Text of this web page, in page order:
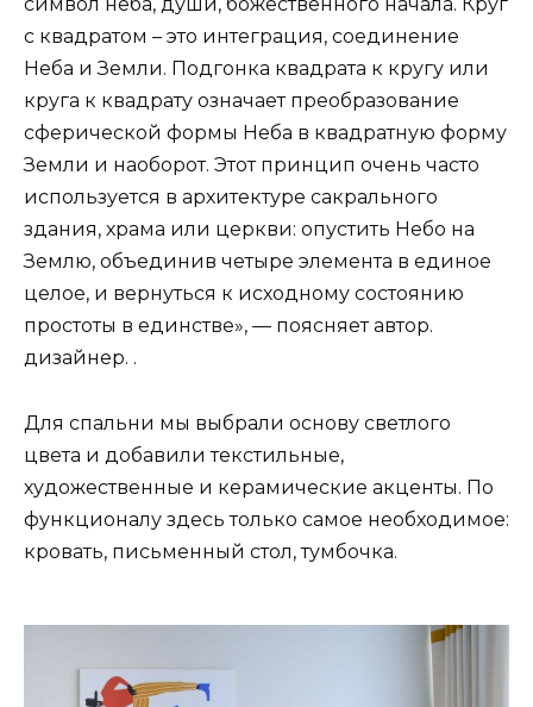
символ неба, души, божественного начала. Круг
с квадратом – это интеграция, соединение
Неба и Земли. Подгонка квадрата к кругу или
круга к квадрату означает преобразование
сферической формы Неба в квадратную форму
Земли и наоборот. Этот принцип очень часто
используется в архитектуре сакрального
здания, храма или церкви: опустить Небо на
Землю, объединив четыре элемента в единое
целое, и вернуться к исходному состоянию
простоты в единстве», — поясняет автор.
дизайнер. .
Для спальни мы выбрали основу светлого
цвета и добавили текстильные,
художественные и керамические акценты. По
функционалу здесь только самое необходимое:
кровать, письменный стол, тумбочка.